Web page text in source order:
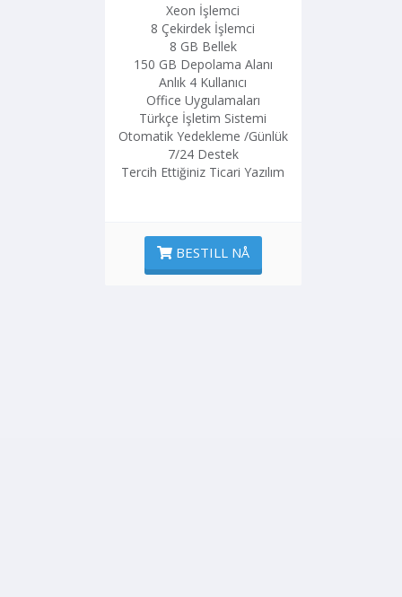
Xeon İşlemci
8 Çekirdek İşlemci
8 GB Bellek
150 GB Depolama Alanı
Anlık 4 Kullanıcı
Office Uygulamaları
Türkçe İşletim Sistemi
Otomatik Yedekleme /Günlük
7/24 Destek
Tercih Ettiğiniz Ticari Yazılım
BESTILL NÅ